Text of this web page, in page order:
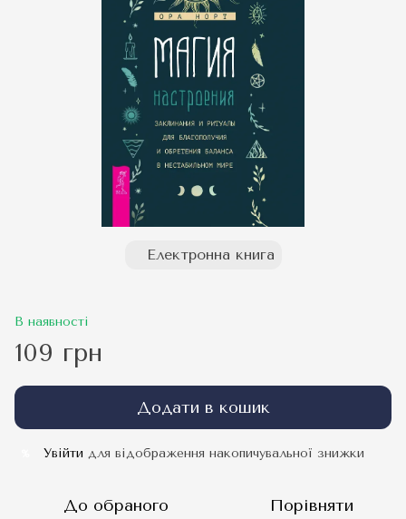
Електронна книга
В наявності
109 грн
Додати в кошик
Увійти для відображення накопичувальної знижки
До обраного Порівняти